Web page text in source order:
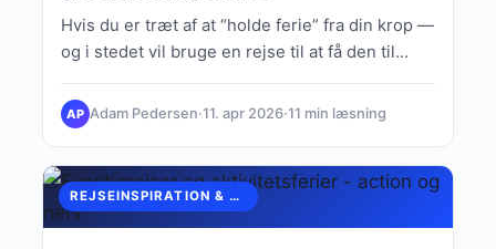
Hvis du er træt af at “holde ferie” fra din krop —
og i stedet vil bruge en rejse til at få den til…
AP Adam Pedersen·11. apr 2026·11 min læsning
REJSEINSPIRATION & EUROPÆISKE OPLEVELSER